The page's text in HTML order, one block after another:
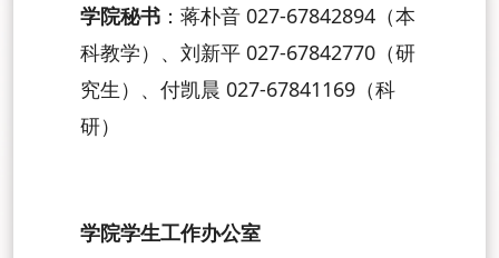
学院秘书 ：蒋朴音 027-67842894（本
科教学）、刘新平 027-67842770（研
究生）、付凯晨 027-67841169（科
研）
学院学生工作办公室